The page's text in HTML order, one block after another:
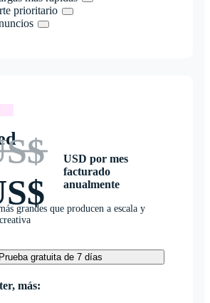
prioritario
USD por mes
facturado
anualmente
grandes que producen a escala y
Prueba gratuita de 7 días
más: